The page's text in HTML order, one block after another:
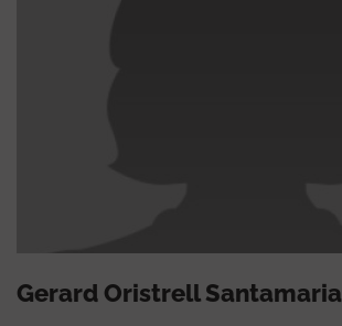
Gerard Oristrell Santamaria